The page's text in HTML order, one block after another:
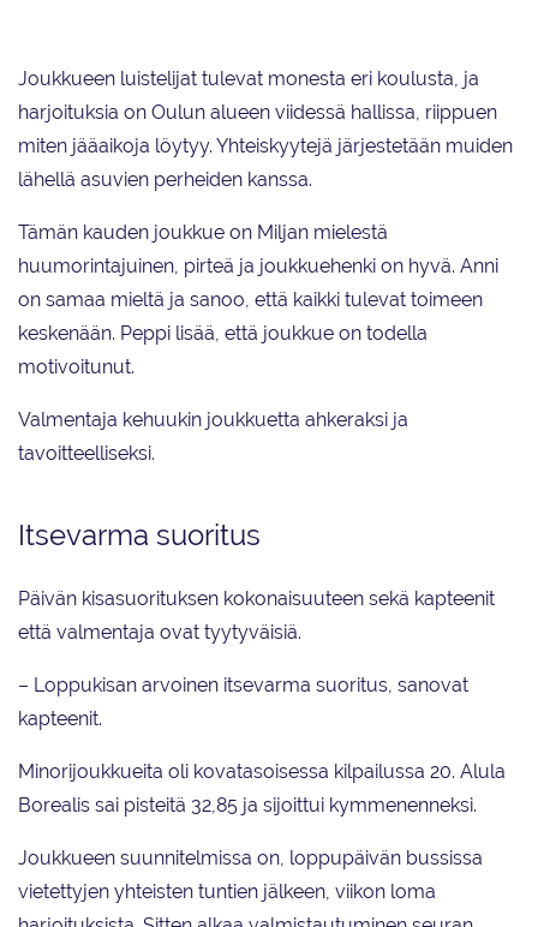
Joukkueen luistelijat tulevat monesta eri koulusta, ja
harjoituksia on Oulun alueen viidessä hallissa, riippuen
miten jääaikoja löytyy. Yhteiskyytejä järjestetään muiden
lähellä asuvien perheiden kanssa.
Tämän kauden joukkue on Miljan mielestä
huumorintajuinen, pirteä ja joukkuehenki on hyvä. Anni
on samaa mieltä ja sanoo, että kaikki tulevat toimeen
keskenään. Peppi lisää, että joukkue on todella
motivoitunut.
Valmentaja kehuukin joukkuetta ahkeraksi ja
tavoitteelliseksi.
Itsevarma suoritus
Päivän kisasuorituksen kokonaisuuteen sekä kapteenit
että valmentaja ovat tyytyväisiä.
– Loppukisan arvoinen itsevarma suoritus, sanovat
kapteenit.
Minorijoukkueita oli kovatasoisessa kilpailussa 20. Alula
Borealis sai pisteitä 32,85 ja sijoittui kymmenenneksi.
Joukkueen suunnitelmissa on, loppupäivän bussissa
vietettyjen yhteisten tuntien jälkeen, viikon loma